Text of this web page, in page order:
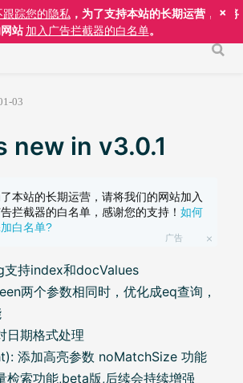
03
new in v3.0.1
本站的长期运营，请将我们的网站加入
拦截器的白名单，感谢您的支持！ 如何
白名单?
广告
持index和docValues
两个参数相同时，优化成eq查询，
日期格式处理
添加高亮参数 noMatchSize 功能
检索功能,beta版,后续会持续增强
跟踪您的隐私 ，为了支持本站的长期运营，请将
站 加入广告拦截器的白名单。
×